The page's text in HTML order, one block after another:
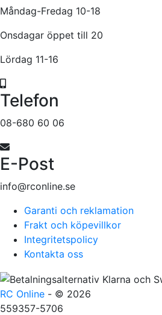
Måndag-Fredag 10-18
Onsdagar öppet till 20
Lördag 11-16
Telefon
08-680 60 06
E-Post
info@rconline.se
Garanti och reklamation
Frakt och köpevillkor
Integritetspolicy
Kontakta oss
RC Online - © 2026
559357-5706